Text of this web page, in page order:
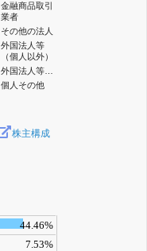
金融商品取引
業者
その他の法人
外国法人等
（個人以外）
外国法人等…
個人その他
株主構成
44.46%
7.53%